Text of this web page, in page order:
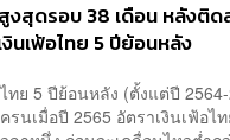
งสุดรอบ 38 เดือน หลังติด
นเฟ้อไทย 5 ปีย้อนหลัง
ทย 5 ปีย้อนหลัง (ตั้งแต่ปี
นเมื่อปี 2565 อัตราเงินเฟ้อไ